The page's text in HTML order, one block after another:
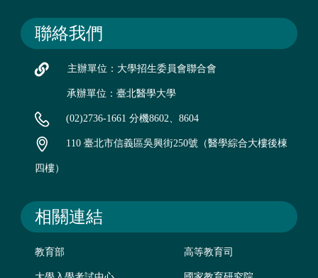
聯絡我們
主辦單位：大學招生委員會聯合會
承辦單位：臺北醫學大學
(02)2736-1661 分機8602、8604
110 臺北市信義區吳興街250號（醫學綜合大樓後棟
四樓）
相關連結
教育部 高等教育司